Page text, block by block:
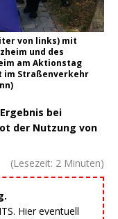
von links) mit
und des
am Aktionstag
im Straßenverkehr
bei
der Nutzung von
(Lesezeit: 2 Minuten)
Hier eventuell